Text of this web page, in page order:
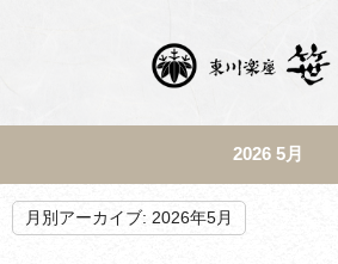
2026 5月
月別アーカイブ: 2026年5月